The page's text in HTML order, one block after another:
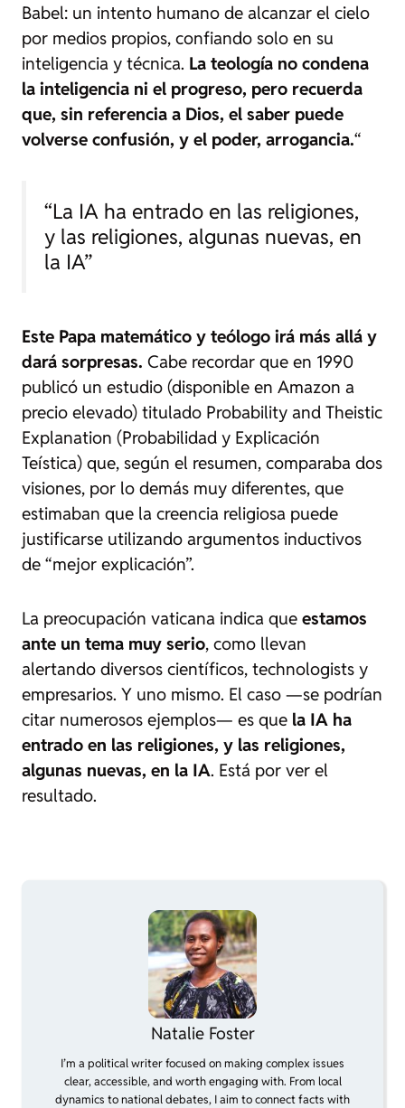
Babel: un intento humano de alcanzar el cielo
por medios propios, confiando solo en su
inteligencia y técnica. La teología no condena
la inteligencia ni el progreso, pero recuerda
que, sin referencia a Dios, el saber puede
volverse confusión, y el poder, arrogancia.“
“La IA ha entrado en las religiones,
y las religiones, algunas nuevas, en
la IA”
Este Papa matemático y teólogo irá más allá y
dará sorpresas. Cabe recordar que en 1990
publicó un estudio (disponible en Amazon a
precio elevado) titulado Probability and Theistic
Explanation (Probabilidad y Explicación
Teística) que, según el resumen, comparaba dos
visiones, por lo demás muy diferentes, que
estimaban que la creencia religiosa puede
justificarse utilizando argumentos inductivos
de “mejor explicación”.
La preocupación vaticana indica que estamos
ante un tema muy serio, como llevan
alertando diversos científicos, technologists y
empresarios. Y uno mismo. El caso —se podrían
citar numerosos ejemplos— es que la IA ha
entrado en las religiones, y las religiones,
algunas nuevas, en la IA. Está por ver el
resultado.
Natalie Foster
I’m a political writer focused on making complex issues
clear, accessible, and worth engaging with. From local
dynamics to national debates, I aim to connect facts with